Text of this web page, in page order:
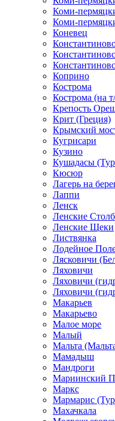
Коми-
Коми-
Коневец
Коприно
Кострома
Кострома (на
Крепость
Крит (Греция)
Крымский
Кугрисари
Кузино
Кушадасы
Кюсюр
Лагерь на
Лаппи
Ленск
Ленские
Ленские Щеки
Листвянка
Лодейное
Лясковичи
Ляховичи
Ляховичи
Ляховичи
Макарьев
Макарьево
Малое море
Малый
Мальта
Мамадыш
Мандроги
Мариинский
Маркс
Мармарис
Махачкала